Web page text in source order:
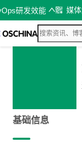
研发效能 媒
基础信息